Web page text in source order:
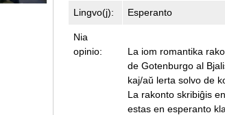
Lingvo(j): Esperanto
Nia
opinio:
La iom romantika
de Gotenburgo al
kaj/aŭ lerta solvo de
La rakonto skribiĝis
estas en esperanto